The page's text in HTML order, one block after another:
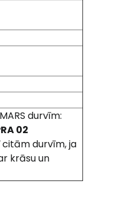
durvīm:
02
durvīm, ja
krāsu un